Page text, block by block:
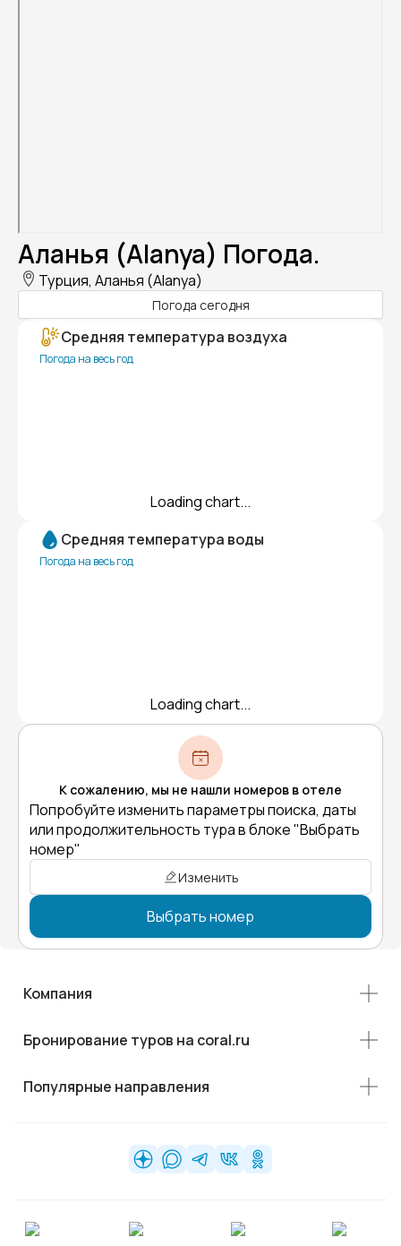
Аланья (Alanya) Погода.
Турция, Аланья (Alanya)
Погода сегодня
Средняя температура воздуха
Погода на весь год
Loading chart...
Средняя температура воды
Погода на весь год
Loading chart...
К сожалению, мы не нашли номеров в отеле
Попробуйте изменить параметры поиска, даты
или продолжительность тура в блоке "Выбрать
номер"
Изменить
Выбрать номер
Компания
Бронирование туров на coral.ru
Популярные направления